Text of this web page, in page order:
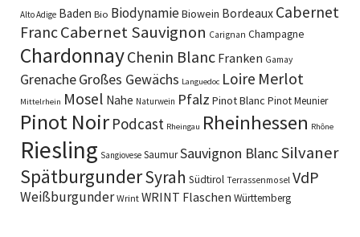
Alto Adige Baden Bio BiodynamieBiowein Bordeaux Cabernet
FrancCabernet Sauvignon Carignan Champagne
ChardonnayChenin Blanc Franken Gamay
GrenacheGroßes Gewächs Languedoc Loire Merlot
Mittelrhein Mosel Nahe Naturwein Pfalz Pinot Blanc Pinot Meunier
Pinot Noir Podcast Rheingau Rheinhessen Rhône
Riesling Sangiovese SaumurSauvignon BlancSilvaner
SpätburgunderSyrah Südtirol Terrassenmosel VdP
Weißburgunder Wrint WRINT Flaschen Württemberg